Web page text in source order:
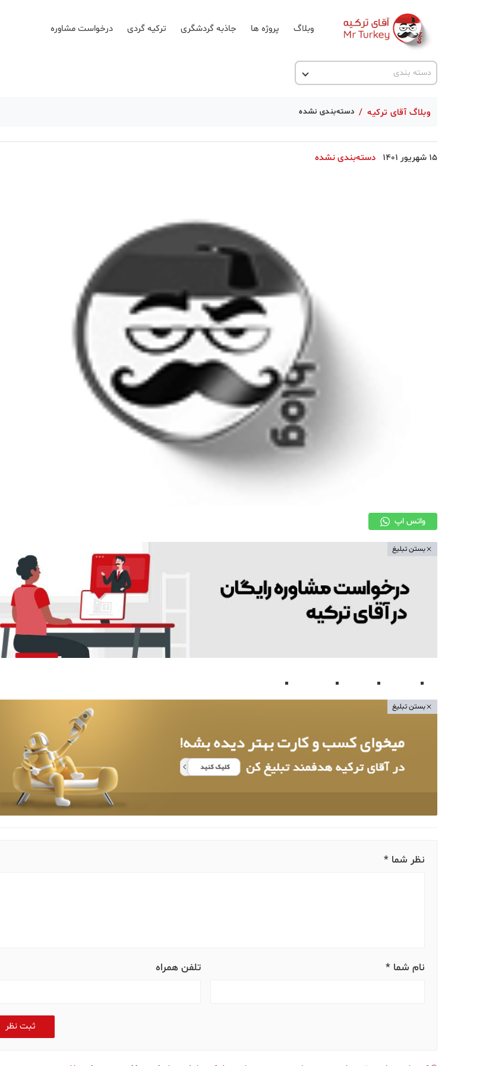
وبلاگ پروژه ها جاذبه گردشگری ترکیه گردی درخواست مشاوره
دسته بندی
اخبار ترکیه
وبلاگ آقای ترکیه / دسته‌بندی نشده
15 شهریور 1401 دسته‌بندی نشده
واتس اپ
بستن تبلیغ
Home
News
Contact
بستن تبلیغ
نظر شما *
نام شما * تلفن همراه
ثبت نظر